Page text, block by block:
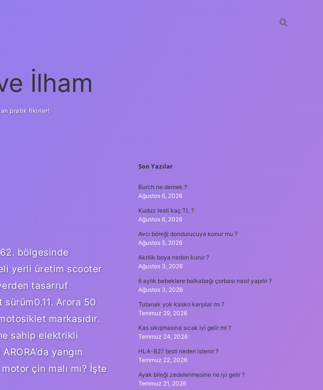
İlham
pratik fikirler!
62. bölgesinde
yerli üretim scooter
tasarruf
Arora 50
markasıdır.
sahip elektrikli
yangın
çin malı mı? İşte
SIDEBAR
Son Yazılar
Burch ne demek ?
Ağustos 6, 2026
Kuduz testi kaç TL ?
Ağustos 6, 2026
Avcı böreği dondurucuya konur mu ?
Ağustos 5, 2026
Akrilik boya neden kurur ?
Ağustos 3, 2026
6 aylık bebeklere balkabağı çorbası nasıl yapılır ?
Ağustos 3, 2026
Tutanak yok kasko karşılar mı ?
Temmuz 29, 2026
Kas sıkışmasına sıcak iyi gelir mi ?
Temmuz 24, 2026
HLA-B27 testi neden istenir ?
Temmuz 22, 2026
Ayak bileği zedelenmesine ne iyi gelir ?
Temmuz 21, 2026
güvenilir bahis siteleriilbet giriş adresi